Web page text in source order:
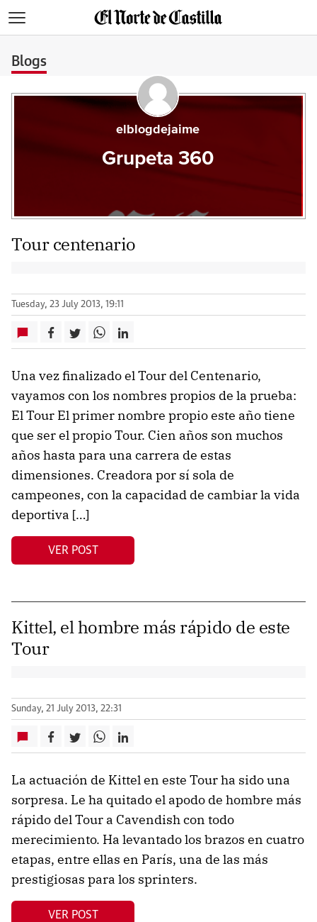
Blogs
elblogdejaime
Grupeta 360
Tour centenario
Tuesday, 23 July 2013, 19:11
Una vez finalizado el Tour del Centenario,
vayamos con los nombres propios de la prueba:
El Tour El primer nombre propio este año tiene
que ser el propio Tour. Cien años son muchos
años hasta para una carrera de estas
dimensiones. Creadora por sí sola de
campeones, con la capacidad de cambiar la vida
deportiva […]
VER POST
Kittel, el hombre más rápido de este
Tour
Sunday, 21 July 2013, 22:31
La actuación de Kittel en este Tour ha sido una
sorpresa. Le ha quitado el apodo de hombre más
rápido del Tour a Cavendish con todo
merecimiento. Ha levantado los brazos en cuatro
etapas, entre ellas en París, una de las más
prestigiosas para los sprinters.
VER POST